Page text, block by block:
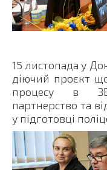
15 листопада у
діючий проєкт
процесу в ЗВО
партнерство та
у підготовці